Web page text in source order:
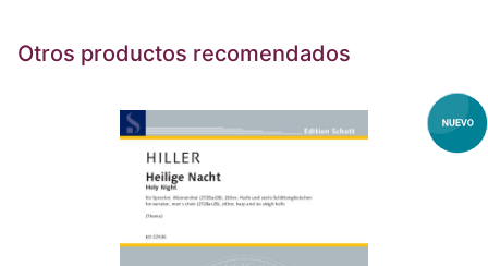
Otros productos recomendados